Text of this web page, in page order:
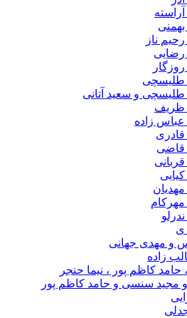
سعید آتانی
جهانی
پور ، نیما حنجر
و حامد کاظم پور